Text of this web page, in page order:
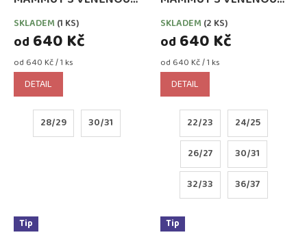
VLOŽKOU FIALOVÉ
SKLADEM (1 KS)
od 640 Kč
Měrná
cena:
od 640 Kč / 1 ks
DETAIL
28/29 30/31
VLOŽKOU GRAFIT
SKLADEM (2 KS)
od 640 Kč
Měrná
cena:
od 640 Kč / 1 ks
DETAIL
22/23 24/25
26/27 30/31
32/33 36/37
Tip Tip